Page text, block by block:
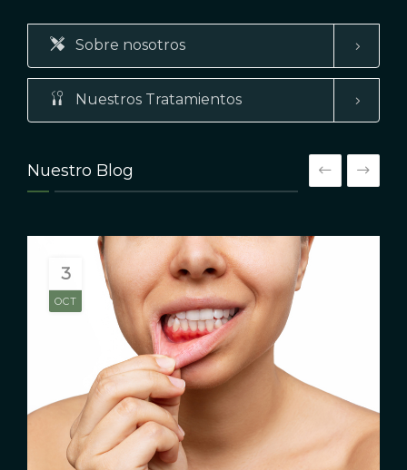
Sobre nosotros
Nuestros Tratamientos
Nuestro Blog
3
OCT